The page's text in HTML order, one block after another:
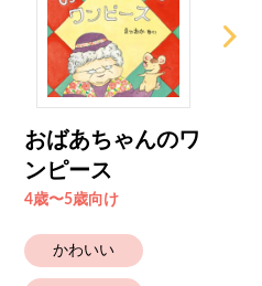
おばあちゃんのワ
ンピース
4歳〜5歳向け
かわいい